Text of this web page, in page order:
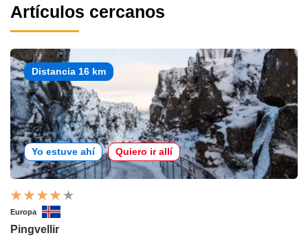
Artículos cercanos
Distancia 16 km
Yo estuve ahí Quiero ir allí
Europa
Pingvellir